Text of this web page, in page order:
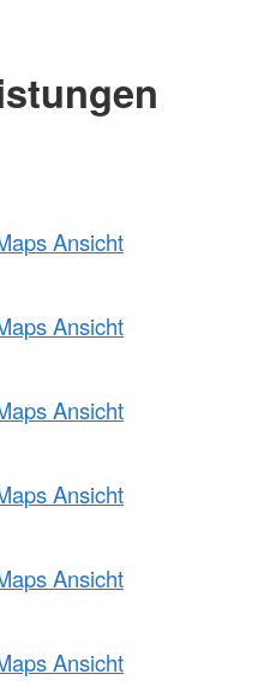
Ansicht
Ansicht
Ansicht
Ansicht
Ansicht
Ansicht